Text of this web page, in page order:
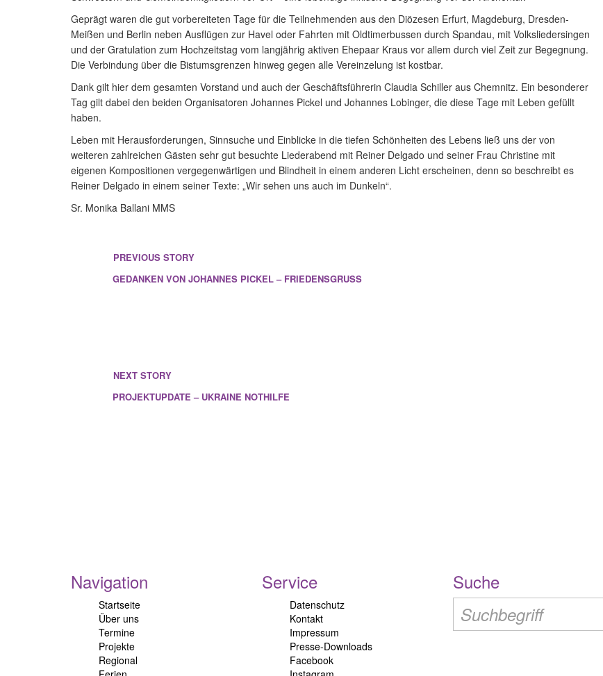
Geprägt waren die gut vorbereiteten Tage für die Teilnehmenden aus den Diözesen Erfurt, Magdeburg, Dresden-
Meißen und Berlin neben Ausflügen zur Havel oder Fahrten mit Oldtimerbussen durch Spandau, mit Volksliedersingen
und der Gratulation zum Hochzeitstag vom langjährig aktiven Ehepaar Kraus vor allem durch viel Zeit zur Begegnung.
Die Verbindung über die Bistumsgrenzen hinweg gegen alle Vereinzelung ist kostbar.
Dank gilt hier dem gesamten Vorstand und auch der Geschäftsführerin Claudia Schiller aus Chemnitz. Ein besonderer
Tag gilt dabei den beiden Organisatoren Johannes Pickel und Johannes Lobinger, die diese Tage mit Leben gefüllt
haben.
Leben mit Herausforderungen, Sinnsuche und Einblicke in die tiefen Schönheiten des Lebens ließ uns der von
weiteren zahlreichen Gästen sehr gut besuchte Liederabend mit Reiner Delgado und seiner Frau Christine mit
eigenen Kompositionen vergegenwärtigen und Blindheit in einem anderen Licht erscheinen, denn so beschreibt es
Reiner Delgado in einem seiner Texte: „Wir sehen uns auch im Dunkeln“.
Sr. Monika Ballani MMS
PREVIOUS STORY
GEDANKEN VON JOHANNES PICKEL – FRIEDENSGRUSS
NEXT STORY
PROJEKTUPDATE – UKRAINE NOTHILFE
Navigation
Startseite
Über uns
Termine
Projekte
Regional
Service
Datenschutz
Kontakt
Impressum
Presse-Downloads
Facebook
Suche